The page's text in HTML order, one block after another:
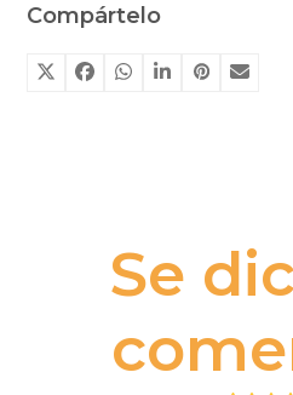
15€.6€.
familias
cantidad
Compártelo
Se